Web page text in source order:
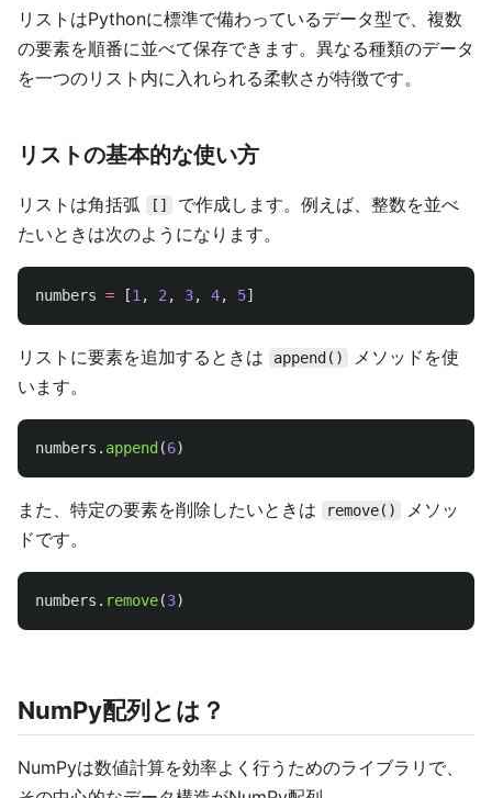
リストはPythonに標準で備わっているデータ型で、複数
の要素を順番に並べて保存できます。異なる種類のデータ
を一つのリスト内に入れられる柔軟さが特徴です。
リストの基本的な使い方
リストは角括弧 []
で作成します。例えば、整数を並べ
たいときは次のようになります。
numbers = [1 , 2 , 3, 4, 5]
リストに要素を追加するときは append()
メソッドを使
います。
numbers . append (6)
また、特定の要素を削除したいときは remove()
メソッ
ドです。
numbers . remove(3)
NumPy配列とは？
NumPyは数値計算を効率よく行うためのライブラリで、